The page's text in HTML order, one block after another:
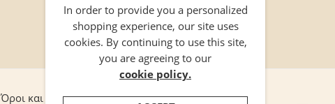
Όροι και προϋποθέσεις Επικοινωνία
In order to provide you a personalized
shopping experience, our site uses
cookies. By continuing to use this site,
you are agreeing to our
cookie policy.